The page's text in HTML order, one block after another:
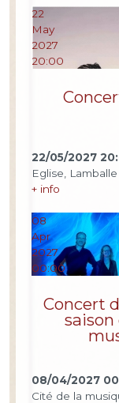
22
May
2027
20:00
22/05/2027
Eglise,
+ info
08
Apr
2027
00:00
Concert
saison
08/04/2027
Cité de la